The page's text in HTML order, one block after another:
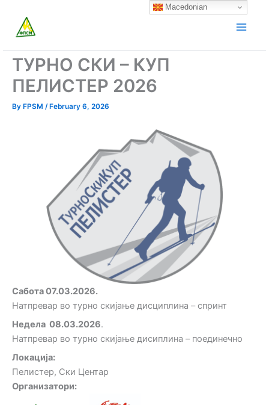
content
ТУРНО СКИ – КУП
ПЕЛИСТЕР 2026
By FPSM / February 6, 2026
Сабота 07.03.2026.
Натпревар во турно скијање дисциплина – спринт
Недела 08.03.2026.
Натпревар во турно скијање дисиплина – поединечно
Локација:
Пелистер, Ски Центар
Организатори:
Macedonian